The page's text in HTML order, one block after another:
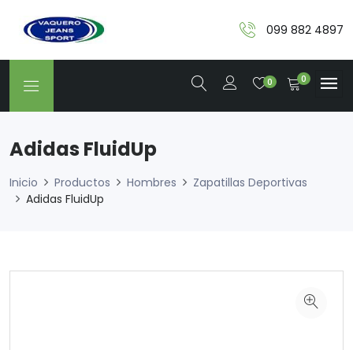
099 882 4897
0 0
Adidas FluidUp
Inicio Productos Hombres
Zapatillas Deportivas
Adidas FluidUp